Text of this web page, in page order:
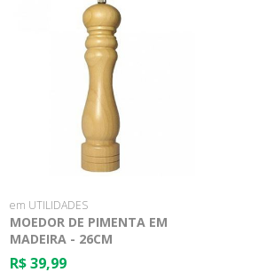
em UTILIDADES
MOEDOR DE PIMENTA EM
MADEIRA - 26CM
R$ 39,99